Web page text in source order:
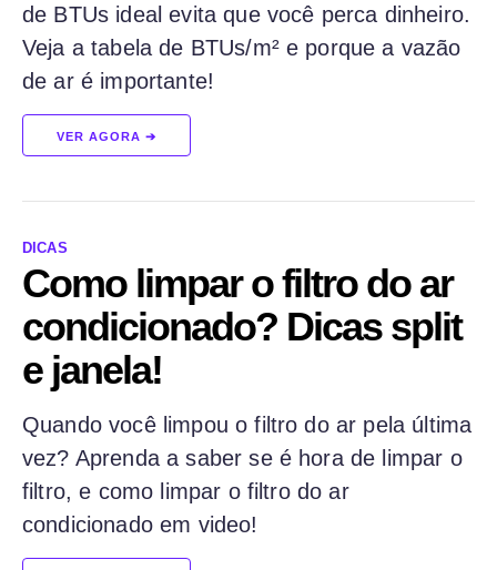
de BTUs ideal evita que você perca dinheiro.
Veja a tabela de BTUs/m² e porque a vazão
de ar é importante!
VER AGORA ➔
DICAS
Como limpar o filtro do ar
condicionado? Dicas split
e janela!
Quando você limpou o filtro do ar pela última
vez? Aprenda a saber se é hora de limpar o
filtro, e como limpar o filtro do ar
condicionado em video!